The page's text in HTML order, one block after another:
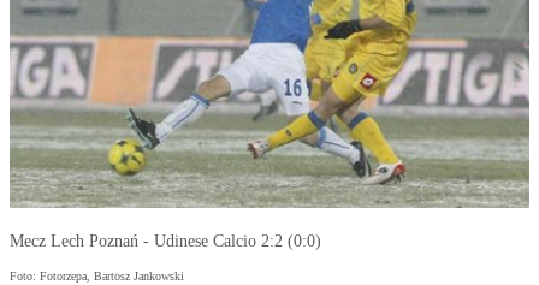
Mecz Lech Poznań - Udinese Calcio 2:2 (0:0)
Foto: Fotorzepa, Bartosz Jankowski